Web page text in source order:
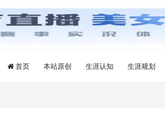
首页 本站原创 生涯认知 生涯规划